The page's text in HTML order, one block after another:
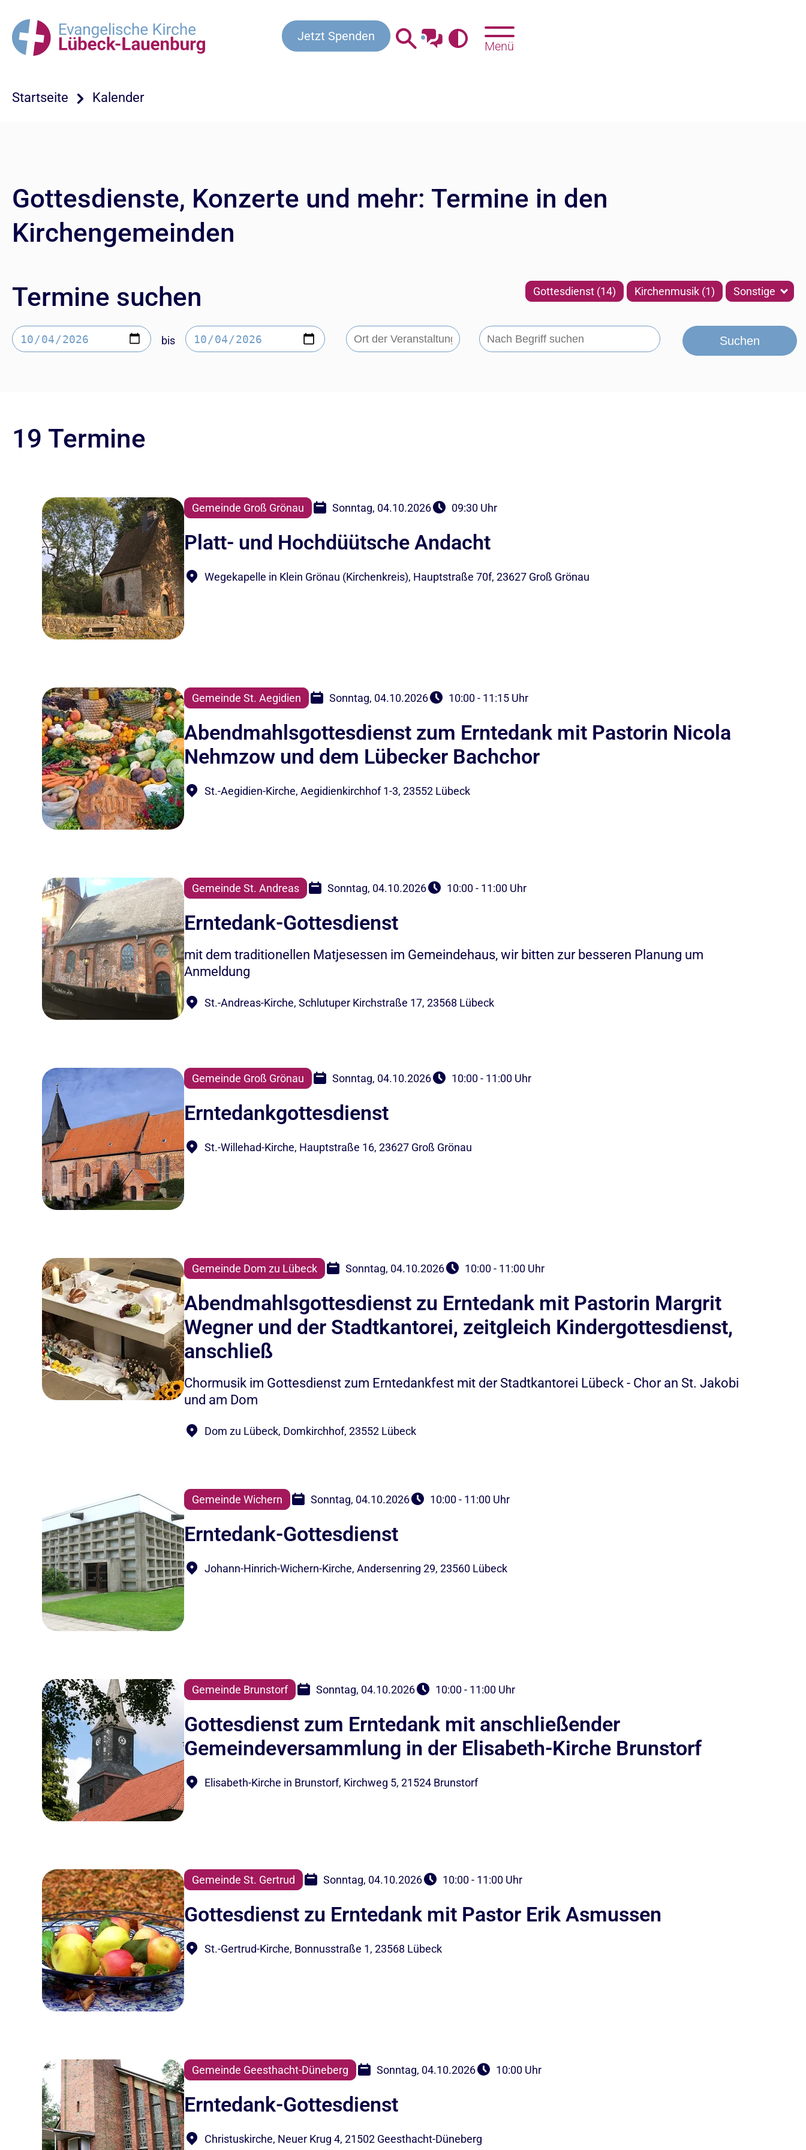
KontaktBeratung & HilfeGottesdienste
Jetzt Spenden
Menü
Startseite Kalender
Gottesdienste, Konzerte und mehr: Termine in den
Kirchengemeinden
Termine suchen Gottesdienst (14) Kirchenmusik (1) Sonstige
bis Suchen
19 Termine
Gemeinde Groß Grönau Sonntag, 04.10.2026 09:30 Uhr
Platt- und Hochdüütsche Andacht
Wegekapelle in Klein Grönau (Kirchenkreis), Hauptstraße 70f, 23627 Groß Grönau
Gemeinde St. Aegidien Sonntag, 04.10.2026 10:00 - 11:15 Uhr
Abendmahlsgottesdienst zum Erntedank mit Pastorin Nicola
Nehmzow und dem Lübecker Bachchor
St.-Aegidien-Kirche, Aegidienkirchhof 1-3, 23552 Lübeck
Gemeinde St. Andreas Sonntag, 04.10.2026 10:00 - 11:00 Uhr
Erntedank-Gottesdienst
mit dem traditionellen Matjesessen im Gemeindehaus, wir bitten zur besseren Planung um
Anmeldung
St.-Andreas-Kirche, Schlutuper Kirchstraße 17, 23568 Lübeck
Gemeinde Groß Grönau Sonntag, 04.10.2026 10:00 - 11:00 Uhr
Erntedankgottesdienst
St.-Willehad-Kirche, Hauptstraße 16, 23627 Groß Grönau
Gemeinde Dom zu Lübeck Sonntag, 04.10.2026 10:00 - 11:00 Uhr
Abendmahlsgottesdienst zu Erntedank mit Pastorin Margrit
Wegner und der Stadtkantorei, zeitgleich Kindergottesdienst,
anschließ
Chormusik im Gottesdienst zum Erntedankfest mit der Stadtkantorei Lübeck - Chor an St. Jakobi
und am Dom
Dom zu Lübeck, Domkirchhof, 23552 Lübeck
Gemeinde Wichern Sonntag, 04.10.2026 10:00 - 11:00 Uhr
Erntedank-Gottesdienst
Johann-Hinrich-Wichern-Kirche, Andersenring 29, 23560 Lübeck
Gemeinde Brunstorf Sonntag, 04.10.2026 10:00 - 11:00 Uhr
Gottesdienst zum Erntedank mit anschließender
Gemeindeversammlung in der Elisabeth-Kirche Brunstorf
Elisabeth-Kirche in Brunstorf, Kirchweg 5, 21524 Brunstorf
Gemeinde St. Gertrud Sonntag, 04.10.2026 10:00 - 11:00 Uhr
Gottesdienst zu Erntedank mit Pastor Erik Asmussen
St.-Gertrud-Kirche, Bonnusstraße 1, 23568 Lübeck
Gemeinde Geesthacht-Düneberg Sonntag, 04.10.2026 10:00 Uhr
Erntedank-Gottesdienst
Christuskirche, Neuer Krug 4, 21502 Geesthacht-Düneberg